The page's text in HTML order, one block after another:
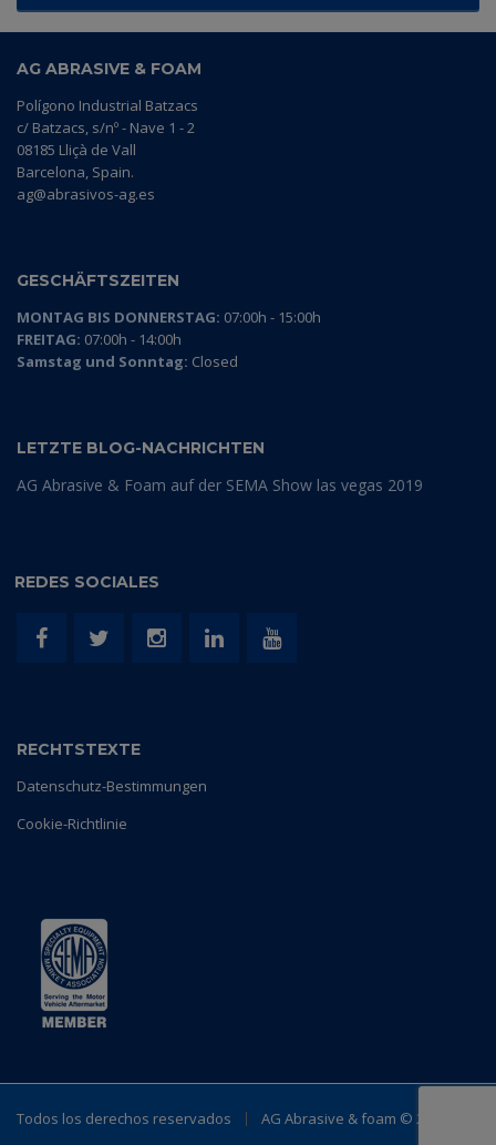
AG ABRASIVE & FOAM
Polígono Industrial Batzacs
c/ Batzacs, s/nº - Nave 1 - 2
08185 Lliçà de Vall
Barcelona, Spain.
ag@abrasivos-ag.es
GESCHÄFTSZEITEN
MONTAG BIS DONNERSTAG: 07:00h - 15:00h
FREITAG: 07:00h - 14:00h
Samstag und Sonntag: Closed
LETZTE BLOG-NACHRICHTEN
AG Abrasive & Foam auf der SEMA Show las vegas 2019
REDES SOCIALES
RECHTSTEXTE
Datenschutz-Bestimmungen
Cookie-Richtlinie
Todos los derechos reservados AG Abrasive & foam © 2023.